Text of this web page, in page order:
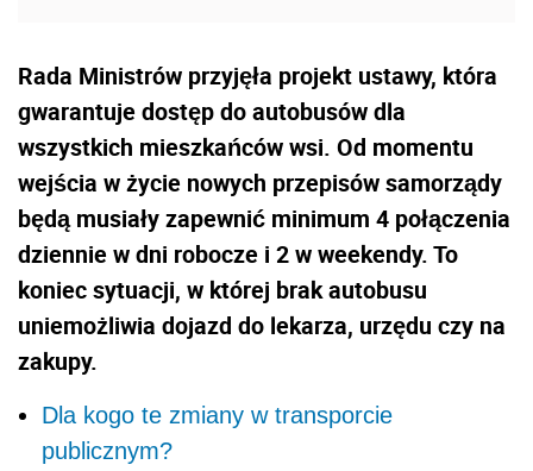
Rada Ministrów przyjęła projekt ustawy, która
gwarantuje dostęp do autobusów dla
wszystkich mieszkańców wsi. Od momentu
wejścia w życie nowych przepisów samorządy
będą musiały zapewnić minimum 4 połączenia
dziennie w dni robocze i 2 w weekendy. To
koniec sytuacji, w której brak autobusu
uniemożliwia dojazd do lekarza, urzędu czy na
zakupy.
Dla kogo te zmiany w transporcie
publicznym?